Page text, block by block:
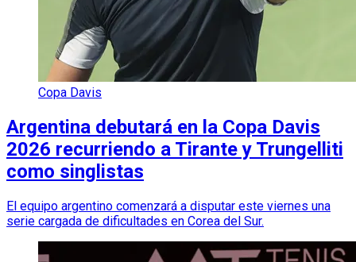
Copa Davis
Argentina debutará en la Copa Davis
2026 recurriendo a Tirante y Trungelliti
como singlistas
El equipo argentino comenzará a disputar este viernes una
serie cargada de dificultades en Corea del Sur.